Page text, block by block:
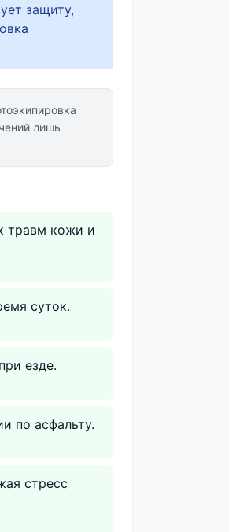
защиту,
лишь
травм кожи и
суток.
езде.
по асфальту.
стресс